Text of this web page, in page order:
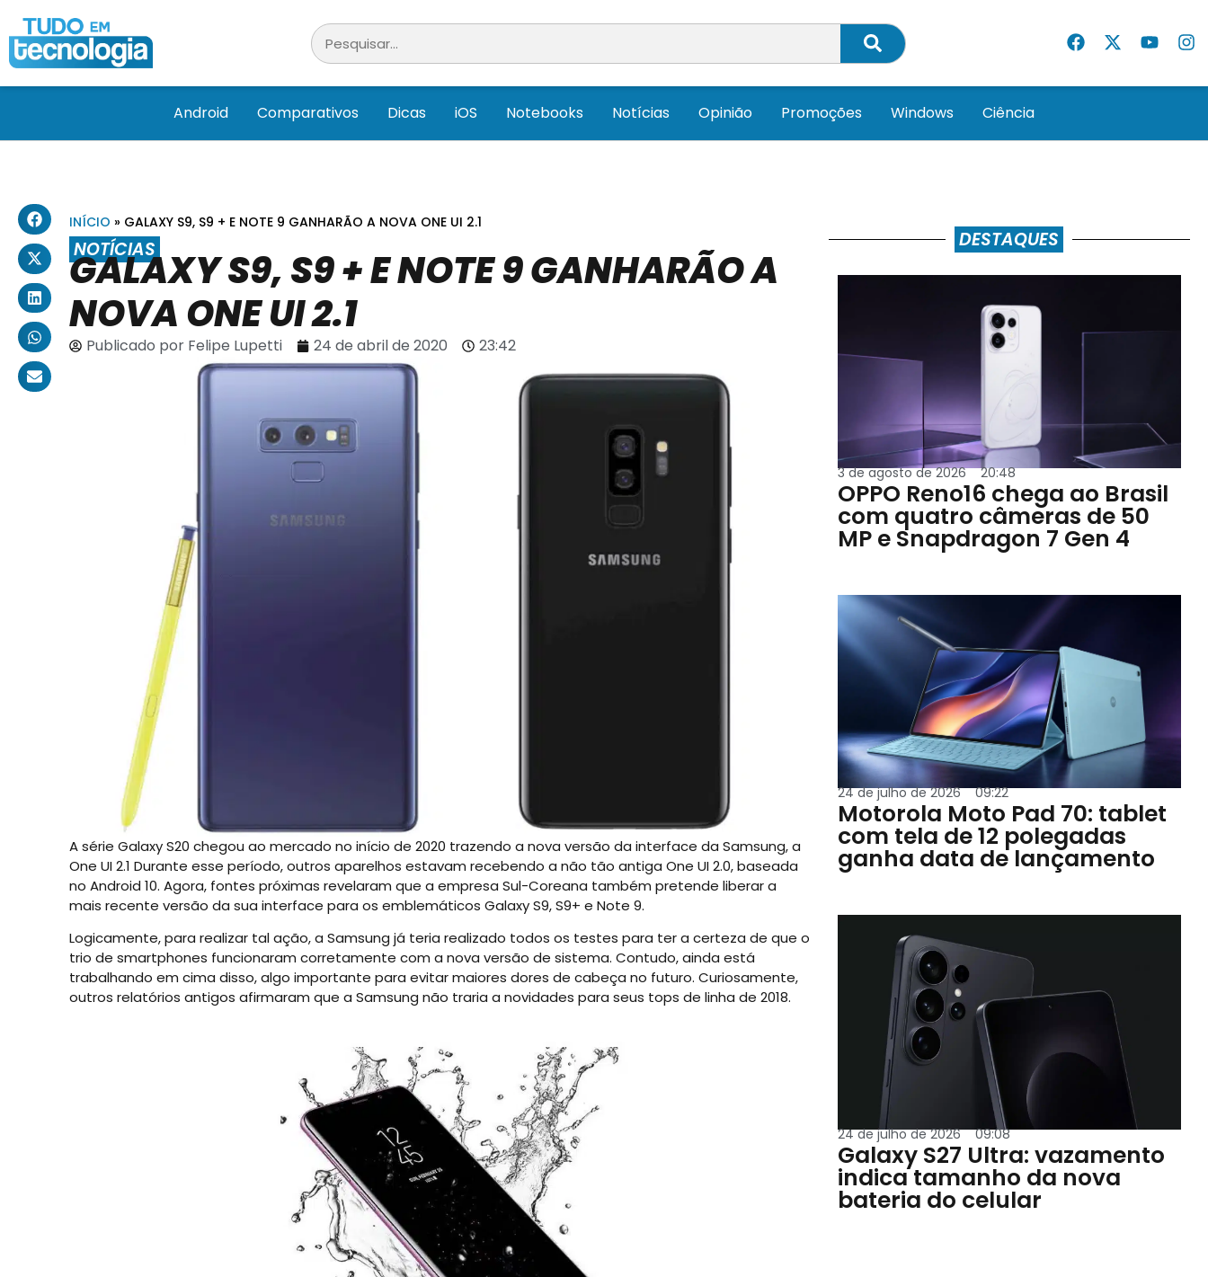
Android Comparativos Dicas iOS Notebooks Notícias Opinião Promoções Windows Ciência
INÍCIO » GALAXY S9, S9 + E NOTE 9 GANHARÃO A NOVA ONE UI 2.1
NOTÍCIAS
GALAXY S9, S9 + E NOTE 9 GANHARÃO A
NOVA ONE UI 2.1
Publicado porFelipe Lupetti 24 de abril de 2020 23:42
A série Galaxy S20 chegou ao mercado no início de 2020 trazendo a nova versão da interface da Samsung, a
One UI 2.1 Durante esse período, outros aparelhos estavam recebendo a não tão antiga One UI 2.0, baseada
no Android 10. Agora, fontes próximas revelaram que a empresa Sul-Coreana também pretende liberar a
mais recente versão da sua interface para os emblemáticos Galaxy S9, S9+ e Note 9.
Logicamente, para realizar tal ação, a Samsung já teria realizado todos os testes para ter a certeza de que o
trio de smartphones funcionaram corretamente com a nova versão de sistema. Contudo, ainda está
trabalhando em cima disso, algo importante para evitar maiores dores de cabeça no futuro. Curiosamente,
outros relatórios antigos afirmaram que a Samsung não traria a novidades para seus tops de linha de 2018.
DESTAQUES
3 de agosto de 2026 20:48
OPPO Reno16 chega ao Brasil
com quatro câmeras de 50
MP e Snapdragon 7 Gen 4
24 de julho de 2026 09:22
Motorola Moto Pad 70: tablet
com tela de 12 polegadas
ganha data de lançamento
24 de julho de 2026 09:08
Galaxy S27 Ultra: vazamento
indica tamanho da nova
bateria do celular